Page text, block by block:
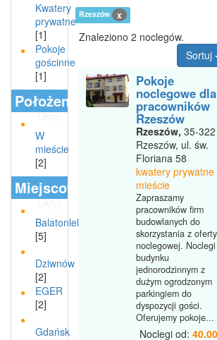
Kwatery
prywatne
[1]
Pokoje
gościnne
[1]
Położenie
Ukryj
W
mieście
[2]
Miejscowości
Ukryj
Balatonlelle
[5]
Dziwnów
[2]
EGER
[2]
Gdańsk
Rzeszów x
Znaleziono 2 noclegów.
Sortuj
Pokoje
noclegowe dla
pracowników
Rzeszów
Rzeszów, 35-322
Rzeszów, ul. św.
Floriana 58
kwatery prywatne
mieście
Zapraszamy
pracowników firm
budowlanych do
skorzystania z oferty
noclegowej.
budynku
jednorodzinnym z
dużym ogrodzonym
parkingiem do
dyspozycji gości.
Oferujemy pokoje...
Noclegi od: